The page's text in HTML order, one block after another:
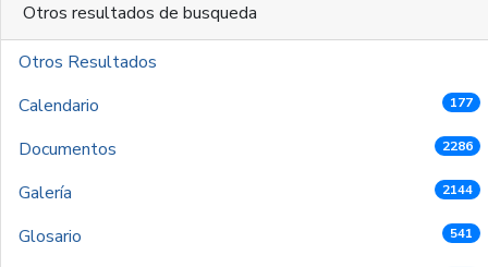
Otros resultados de busqueda
Otros Resultados
Calendario
177
Documentos 2286
Galería 2144
Glosario 541